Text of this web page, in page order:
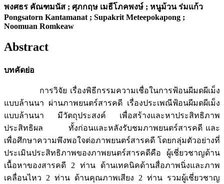
พงศธร คัณฑมนัส ; ศุภกฤษ เมธีโภคพงษ์ ; หนูม้วน ร่มแก้ว
Pongsatorn Kantamanat ; Supakrit Meteepokapong ;
Noomuan Romkeaw
Abstract
บทคัดย่อ
การวิจัย เรื่องพิธีกรรมความเชื่อในการฟ้อนผีมดผีเม็ง
แบบล้านนา ผ่านภาพยนตร์สารคดี เรื่องประเพณีฟ้อนผีมดผีเม็ง
แบบล้านนา มีวัตถุประสงค์ เพื่อสร้างและหาประสิทธิภาพ
ประสิทธิผล ทั้งก่อนและหลังรับชมภาพยนตร์สารคดี และ
เพื่อศึกษาความพึงพอใจต่อภาพยนตร์สารคดี โดยกลุ่มตัวอย่างที่
ประเมินประสิทธิภาพของภาพยนตร์สารคดีคือ ผู้เชี่ยวชาญด้าน
เนื้อหาของสารคดี 2 ท่าน ด้านเทคนิคด้านสื่อภาพนิ่งและภาพ
เคลื่อนไหว 2 ท่าน ด้านคุณภาพเสียง 2 ท่าน รวมผู้เชี่ยวชาญ